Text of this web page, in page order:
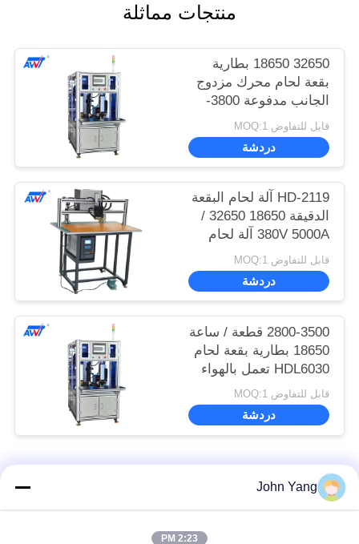
منتجات مماثلة
32650 18650 بطارية
بقعة لحام محرك مزدوج
الجانب مدفوعة 3800-
فولت 5000 أمبير
قابل للتفاوض MOQ:1
دردشة
HD-2119 آلة لحام البقعة
الدقيقة 18650 32650 /
380V 5000A آلة لحام
البقعة العاكس
قابل للتفاوض MOQ:1
دردشة
2800-3500 قطعة / ساعة
18650 بطارية بقعة لحام
HDL6030 تعمل بالهواء
المضغوط
قابل للتفاوض MOQ:1
دردشة
فئات شعبية
John Yang
2:23 PM